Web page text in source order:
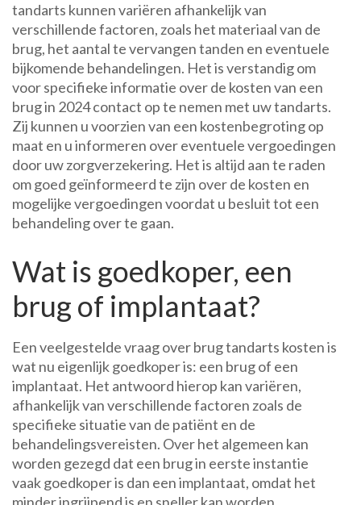
tandarts kunnen variëren afhankelijk van
verschillende factoren, zoals het materiaal van de
brug, het aantal te vervangen tanden en eventuele
bijkomende behandelingen. Het is verstandig om
voor specifieke informatie over de kosten van een
brug in 2024 contact op te nemen met uw tandarts.
Zij kunnen u voorzien van een kostenbegroting op
maat en u informeren over eventuele vergoedingen
door uw zorgverzekering. Het is altijd aan te raden
om goed geïnformeerd te zijn over de kosten en
mogelijke vergoedingen voordat u besluit tot een
behandeling over te gaan.
Wat is goedkoper, een
brug of implantaat?
Een veelgestelde vraag over brug tandarts kosten is
wat nu eigenlijk goedkoper is: een brug of een
implantaat. Het antwoord hierop kan variëren,
afhankelijk van verschillende factoren zoals de
specifieke situatie van de patiënt en de
behandelingsvereisten. Over het algemeen kan
worden gezegd dat een brug in eerste instantie
vaak goedkoper is dan een implantaat, omdat het